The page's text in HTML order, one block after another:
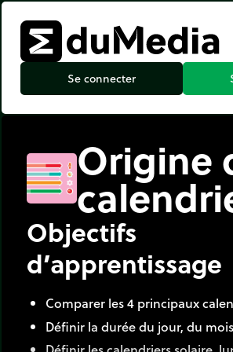
Se connecter
Origine
Objectifs
d’apprentissage
Comparer les 4 principaux
Définir la durée du jour, du